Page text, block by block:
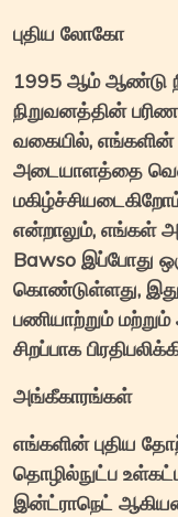
புதிய லோகோ
1995 ஆம் ஆண்டு
நிறுவனத்தின்
வகையில், எங்களின்
அடையாளத்தை
என்றாலும், எங்கள்
Bawso இப்போது
கொண்டுள்ளது,
பணியாற்றும்
சிறப்பாக
அங்கீகாரங்கள்
எங்களின் புதிய
தொழில்நுட்ப
இன்ட்ராநெட்